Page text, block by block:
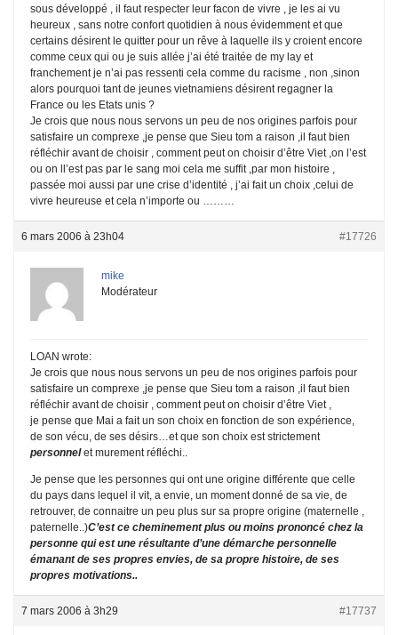
sous développé , il faut respecter leur facon de vivre , je les ai vu
heureux , sans notre confort quotidien à nous évidemment et que
certains désirent le quitter pour un rêve à laquelle ils y croient encore
comme ceux qui ou je suis allée j’ai été traitée de my lay et
franchement je n’ai pas ressenti cela comme du racisme , non ,sinon
alors pourquoi tant de jeunes vietnamiens désirent regagner la
France ou les Etats unis ?
Je crois que nous nous servons un peu de nos origines parfois pour
satisfaire un comprexe ,je pense que Sieu tom a raison ,il faut bien
réfléchir avant de choisir , comment peut on choisir d’être Viet ,on l’est
ou on ll’est pas par le sang moi cela me suffit ,par mon histoire ,
passée moi aussi par une crise d’identité , j’ai fait un choix ,celui de
vivre heureuse et cela n’importe ou ………
6 mars 2006 à 23h04 #17726
mike
Modérateur
LOAN wrote:
Je crois que nous nous servons un peu de nos origines parfois pour
satisfaire un comprexe ,je pense que Sieu tom a raison ,il faut bien
réfléchir avant de choisir , comment peut on choisir d’être Viet ,
je pense que Mai a fait un son choix en fonction de son expérience,
de son vécu, de ses désirs…et que son choix est strictement
personnel et murement réfléchi..
Je pense que les personnes qui ont une origine différente que celle
du pays dans lequel il vit, a envie, un moment donné de sa vie, de
retrouver, de connaitre un peu plus sur sa propre origine (maternelle ,
paternelle..)C’est ce cheminement plus ou moins prononcé chez la
personne qui est une résultante d’une démarche personnelle
émanant de ses propres envies, de sa propre histoire, de ses
propres motivations..
7 mars 2006 à 3h29 #17737